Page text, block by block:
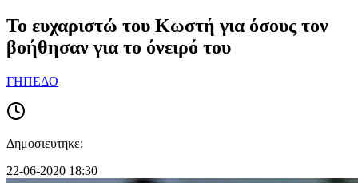
Το ευχαριστώ του Κωστή για όσους τον
βοήθησαν για το όνειρό του
ΓΗΠΕΔΟ
Δημοσιευτηκε:
22-06-2020 18:30